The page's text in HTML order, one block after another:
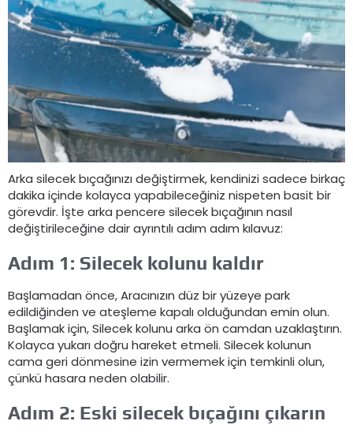
Arka silecek bıçağınızı değiştirmek, kendinizi sadece birkaç
dakika içinde kolayca yapabileceğiniz nispeten basit bir
görevdir. İşte arka pencere silecek bıçağının nasıl
değiştirileceğine dair ayrıntılı adım adım kılavuz:
Adım 1: Silecek kolunu kaldır
Başlamadan önce, Aracınızın düz bir yüzeye park
edildiğinden ve ateşleme kapalı olduğundan emin olun.
Başlamak için, Silecek kolunu arka ön camdan uzaklaştırın.
Kolayca yukarı doğru hareket etmeli. Silecek kolunun
cama geri dönmesine izin vermemek için temkinli olun,
çünkü hasara neden olabilir.
Adım 2: Eski silecek bıçağını çıkarın